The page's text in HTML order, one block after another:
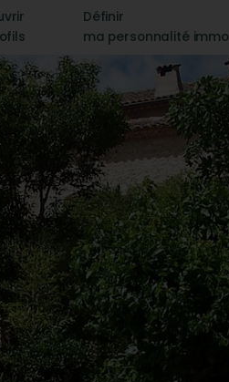
Définir
ma personnalité immo